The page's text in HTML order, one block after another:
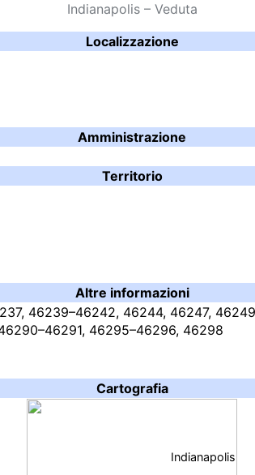
Indianapolis – Veduta
Localizzazione
Amministrazione
Territorio
Altre informazioni
46239–46242, 46244, 46247,
46295–46296, 46298
Cartografia
Indianapolis